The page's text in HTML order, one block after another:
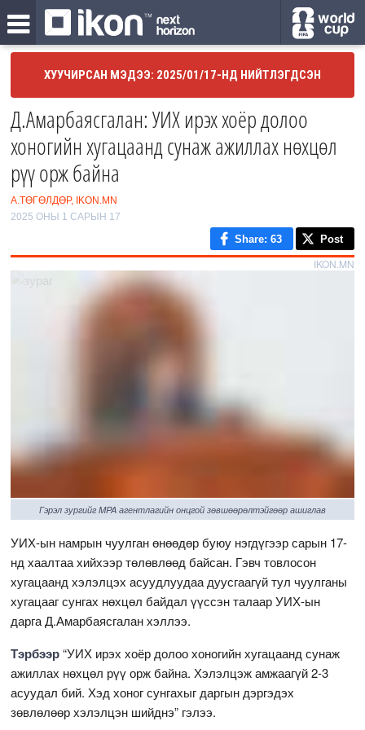
ХУУЧИРСАН МЭДЭЭ: 2025/01/17-НД НИЙТЛЭГДСЭН
Д.Амарбаясгалан: УИХ ирэх хоёр долоо
хоногийн хугацаанд сунаж ажиллах нөхцөл
рүү орж байна
А.ТӨГӨЛДӨР, IKON.MN
2025 ОНЫ 1 САРЫН 17
Share: 63 Post
IKON.MN
Гэрэл зургийг MPA агентлагийн онцгой зөвшөөрөлтэйгөөр ашиглав
УИХ-ын намрын чуулган өнөөдөр буюу нэгдүгээр сарын 17-
нд хаалтаа хийхээр төлөвлөөд байсан. Гэвч товлосон
хугацаанд хэлэлцэх асуудлуудаа дуусгаагүй тул чуулганы
хугацааг сунгах нөхцөл байдал үүссэн талаар УИХ-ын
дарга Д.Амарбаясгалан хэллээ.
Тэрбээр“УИХ ирэх хоёр долоо хоногийн хугацаанд сунаж
ажиллах нөхцөл рүү орж байна. Хэлэлцэж амжаагүй 2-3
асуудал бий. Хэд хоног сунгахыг даргын дэргэдэх
зөвлөлөөр хэлэлцэн шийднэ” гэлээ.